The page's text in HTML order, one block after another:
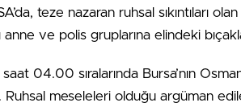
teze nazaran ruhsal sıkıntıları
anne ve polis gruplarına elindeki
saat 04.00 sıralarında Bursa’nın
Ruhsal meseleleri olduğu argüman